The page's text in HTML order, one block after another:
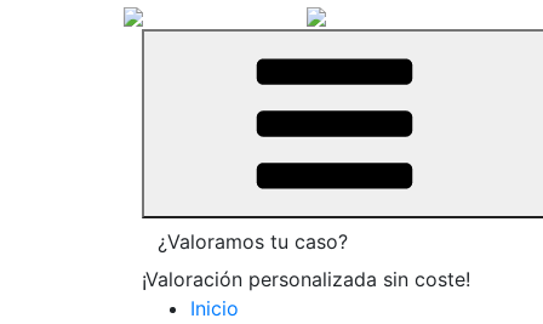
¿Valoramos tu caso?
¡Valoración personalizada sin coste!
Inicio